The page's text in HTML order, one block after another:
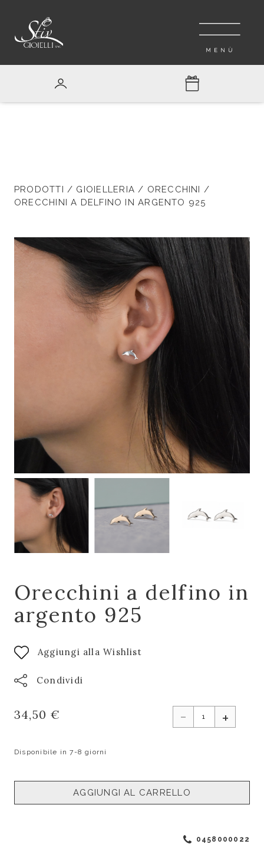
PRODOTTI / GIOIELLERIA / ORECCHINI /
ORECCHINI A DELFINO IN ARGENTO 925
Orecchini a delfino in
argento 925
Aggiungi alla Wishlist
Condividi
34,50 € - +
Disponibile in 7-8 giorni
AGGIUNGI AL CARRELLO
0458000022